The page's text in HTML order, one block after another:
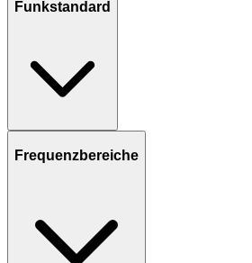
Funkstandard
Frequenzbereiche